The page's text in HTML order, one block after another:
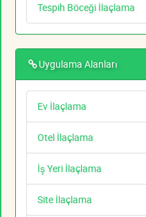
Tespih Böceği İlaçlama
Uygulama Alanları
Ev İlaçlama
Otel İlaçlama
İş Yeri İlaçlama
Site İlaçlama